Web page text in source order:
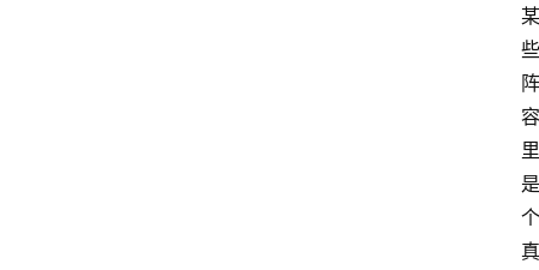
某
些
阵
容
里
是
个
真